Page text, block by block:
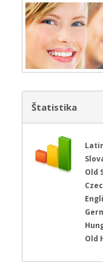
Štatistika
Old
Old